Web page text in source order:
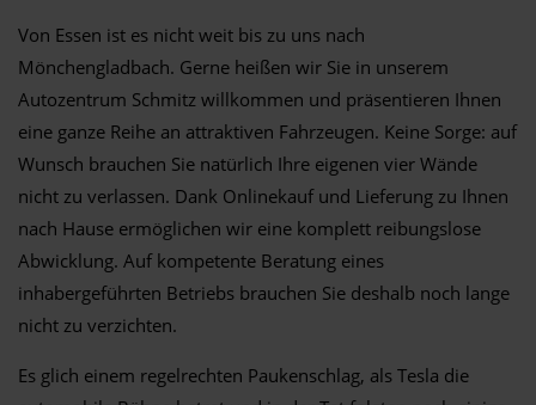
Von Essen ist es nicht weit bis zu uns nach
Mönchengladbach. Gerne heißen wir Sie in unserem
Autozentrum Schmitz willkommen und präsentieren Ihnen
eine ganze Reihe an attraktiven Fahrzeugen. Keine Sorge: auf
Wunsch brauchen Sie natürlich Ihre eigenen vier Wände
nicht zu verlassen. Dank Onlinekauf und Lieferung zu Ihnen
nach Hause ermöglichen wir eine komplett reibungslose
Abwicklung. Auf kompetente Beratung eines
inhabergeführten Betriebs brauchen Sie deshalb noch lange
nicht zu verzichten.
Es glich einem regelrechten Paukenschlag, als Tesla die